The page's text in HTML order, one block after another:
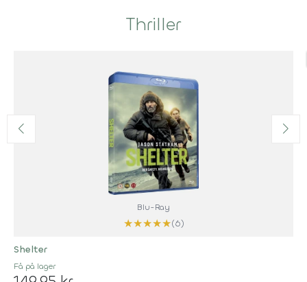
Thriller
Blu-Ray
★★★★★(6)
Shelter
Få på lager